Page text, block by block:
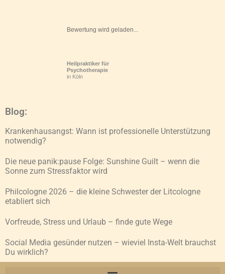
Bewertung wird geladen...
Heilpraktiker für
Psychotherapie
in Köln
Blog:
Krankenhausangst: Wann ist professionelle Unterstützung
notwendig?
Die neue panik:pause Folge: Sunshine Guilt – wenn die
Sonne zum Stressfaktor wird
Philcologne 2026 – die kleine Schwester der Litcologne
etabliert sich
Vorfreude, Stress und Urlaub – finde gute Wege
Social Media gesünder nutzen – wieviel Insta-Welt brauchst
Du wirklich?